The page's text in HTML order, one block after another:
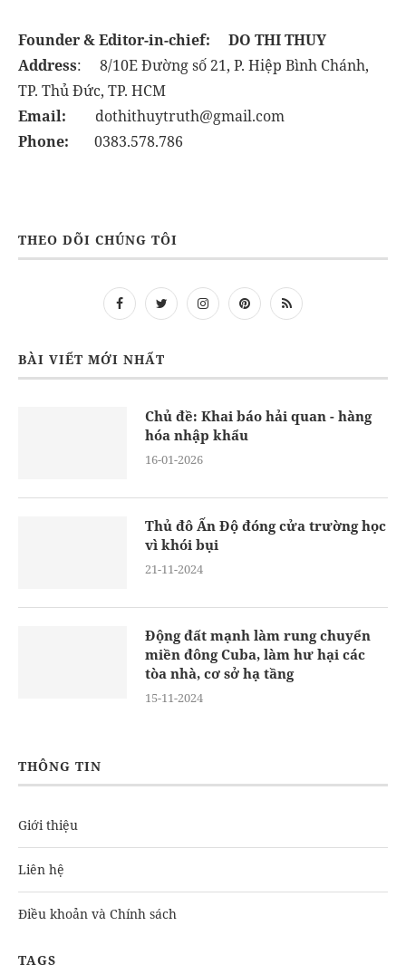
Founder & Editor-in-chief:
DO THI THUY
Address: 8/10E Đường số 21, P. Hiệp Bình Chánh,
TP. Thủ Đức, TP. HCM
Email: dothithuytruth@gmail.com
Phone: 0383.578.786
THEO DÕI CHÚNG TÔI
BÀI VIẾT MỚI NHẤT
Chủ đề: Khai báo hải quan - hàng
hóa nhập khẩu
16-01-2026
Thủ đô Ấn Độ đóng cửa trường học
vì khói bụi
21-11-2024
Động đất mạnh làm rung chuyển
miền đông Cuba, làm hư hại các
tòa nhà, cơ sở hạ tầng
15-11-2024
THÔNG TIN
Giới thiệu
Liên hệ
Điều khoản và Chính sách
TAGS